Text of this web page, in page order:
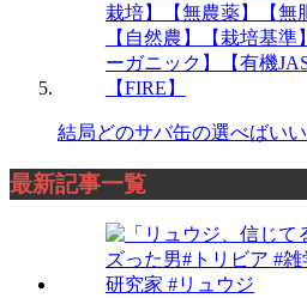
結局どのサバ缶の選べばい
最新記事一覧